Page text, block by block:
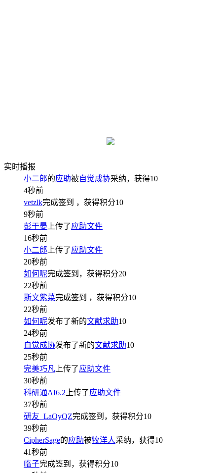
实时播报
小二郎的应助被自觉成协采纳，获得10
4秒前
vetzlk完成签到 ，获得积分10
9秒前
彭于晏 上传了应助文件
16秒前
小二郎 上传了应助文件
20秒前
如何呢完成签到，获得积分20
22秒前
斯文紫菜完成签到 ，获得积分10
22秒前
如何呢发布了新的文献求助10
24秒前
自觉成协发布了新的文献求助10
25秒前
完美巧凡 上传了应助文件
30秒前
科研通AI6.2 上传了应助文件
37秒前
研友_LaOyQZ完成签到，获得积分10
39秒前
CipherSage的应助被牧洋人采纳，获得10
41秒前
临子完成签到，获得积分10